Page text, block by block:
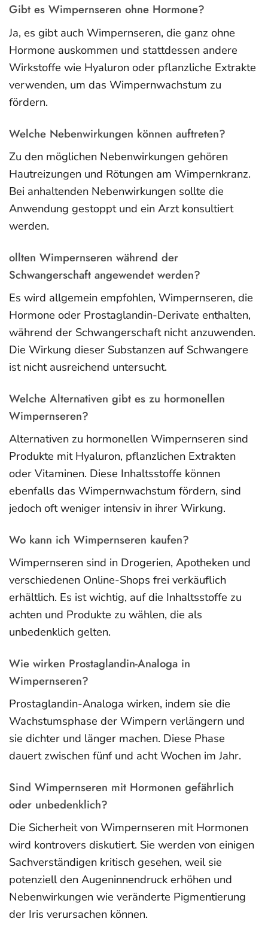
Gibt es Wimpernseren ohne Hormone?
Ja, es gibt auch Wimpernseren, die ganz ohne
Hormone auskommen und stattdessen andere
Wirkstoffe wie Hyaluron oder pflanzliche Extrakte
verwenden, um das Wimpernwachstum zu
fördern.
Welche Nebenwirkungen können auftreten?
Zu den möglichen Nebenwirkungen gehören
Hautreizungen und Rötungen am Wimpernkranz.
Bei anhaltenden Nebenwirkungen sollte die
Anwendung gestoppt und ein Arzt konsultiert
werden.
ollten Wimpernseren während der
Schwangerschaft angewendet werden?
Es wird allgemein empfohlen, Wimpernseren, die
Hormone oder Prostaglandin-Derivate enthalten,
während der Schwangerschaft nicht anzuwenden.
Die Wirkung dieser Substanzen auf Schwangere
ist nicht ausreichend untersucht.
Welche Alternativen gibt es zu hormonellen
Wimpernseren?
Alternativen zu hormonellen Wimpernseren sind
Produkte mit Hyaluron, pflanzlichen Extrakten
oder Vitaminen. Diese Inhaltsstoffe können
ebenfalls das Wimpernwachstum fördern, sind
jedoch oft weniger intensiv in ihrer Wirkung.
Wo kann ich Wimpernseren kaufen?
Wimpernseren sind in Drogerien, Apotheken und
verschiedenen Online-Shops frei verkäuflich
erhältlich. Es ist wichtig, auf die Inhaltsstoffe zu
achten und Produkte zu wählen, die als
unbedenklich gelten.
Wie wirken Prostaglandin-Analoga in
Wimpernseren?
Prostaglandin-Analoga wirken, indem sie die
Wachstumsphase der Wimpern verlängern und
sie dichter und länger machen. Diese Phase
dauert zwischen fünf und acht Wochen im Jahr.
Sind Wimpernseren mit Hormonen gefährlich
oder unbedenklich?
Die Sicherheit von Wimpernseren mit Hormonen
wird kontrovers diskutiert. Sie werden von einigen
Sachverständigen kritisch gesehen, weil sie
potenziell den Augeninnendruck erhöhen und
Nebenwirkungen wie veränderte Pigmentierung
der Iris verursachen können.